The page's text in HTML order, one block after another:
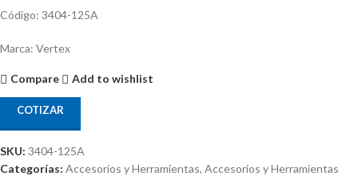
Código: 3404-125A
Marca: Vertex
Compare Add to wishlist
COTIZAR
SKU: 3404-125A
Categorías: Accesorios y Herramientas, Accesorios y Herramientas